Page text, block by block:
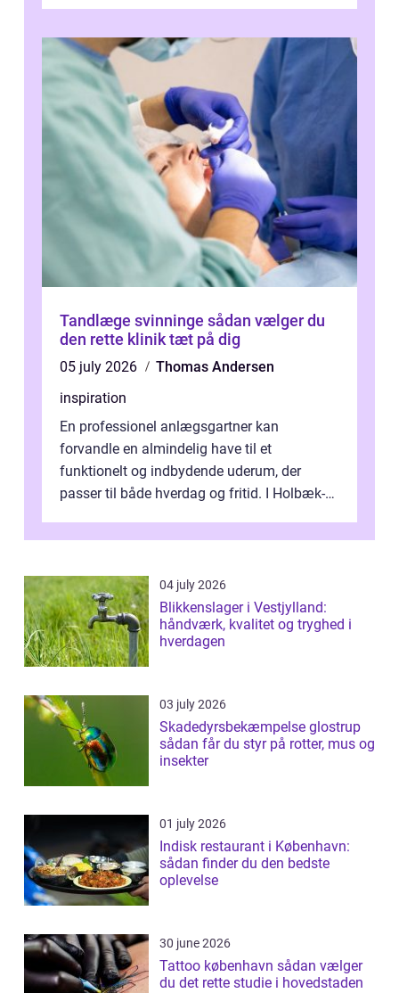
Tandlæge svinninge sådan vælger du
den rette klinik tæt på dig
05 july 2026
Thomas Andersen
inspiration
En professionel anlægsgartner kan
forvandle en almindelig have til et
funktionelt og indbydende uderum, der
passer til både hverdag og fritid. I Holbæk-
ønsker mere...
04 july 2026
Blikkenslager i Vestjylland:
håndværk, kvalitet og tryghed i
hverdagen
03 july 2026
Skadedyrsbekæmpelse glostrup
sådan får du styr på rotter, mus og
insekter
01 july 2026
Indisk restaurant i København:
sådan finder du den bedste
oplevelse
30 june 2026
Tattoo københavn sådan vælger
du det rette studie i hovedstaden